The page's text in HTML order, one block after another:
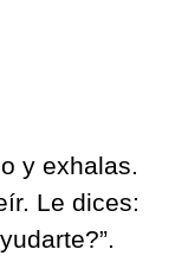
y exhalas.
Le dices: